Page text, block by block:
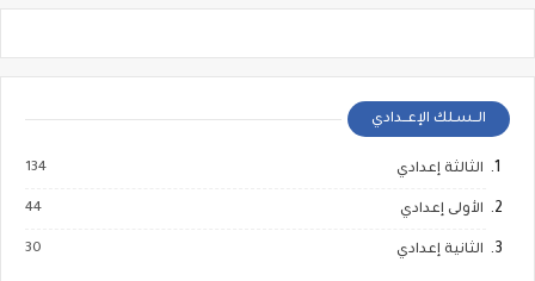
الــسـلك الإعــدادي
الثالثة إعدادي 134
الأولى إعدادي 44
الثانية إعدادي 30